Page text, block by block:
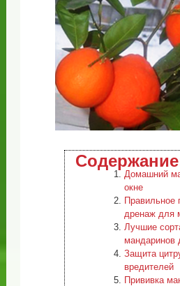
Домашний
окне
Правильное
дренаж для
Лучшие
мандаринов
Защита
вредителей
Прививка